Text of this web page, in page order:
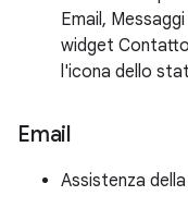
Email,
widget
l'icona dello
Email
Assistenza